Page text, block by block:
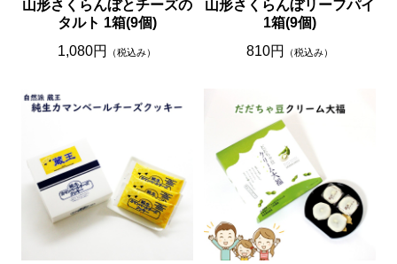
山形さくらんぼとチーズの
タルト 1箱(9個)
1,080円
（税込み）
山形さくらんぼリーフパイ
1箱(9個)
810円
（税込み）